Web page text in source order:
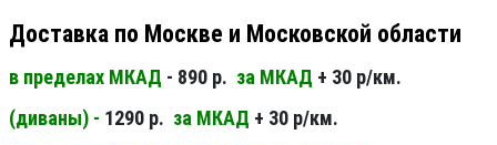
Доставка по Москве и Московской области
в пределах МКАД - 890 р. за МКАД + 30 р/км.
(диваны) - 1290 р. за МКАД + 30 р/км.